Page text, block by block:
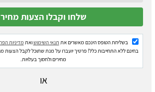
בשליחת הטופס הינכם מאשרים את תנאי השימושואת מדיניות
בחינם ללא התחייבות כלל! פרטיך יועברו על מנת שתוכל לקבל הצעות
מחירים ולחסוך בעלויות.
או